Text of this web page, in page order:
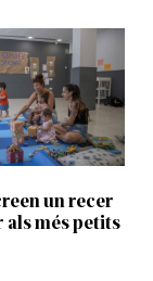
un recer
més petits